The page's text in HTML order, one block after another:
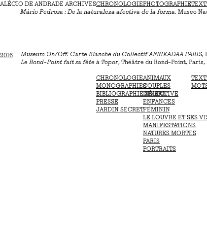
ALÉCIO DE ANDRADE ARCHIVESCHRONOLOGIE
CHRONOLOGIE
MONOGRAPHIES
BIBLIOGRAPHIE SÉLECTIVE
PRESSE
JARDIN SECRET
PHOTOGRAPHIE
ANIMAUX
COUPLES
DIVERS
ENFANCES
FÉMININ
LE LOUVRE ET SES
MANIFESTATIONS
NATURES MORTES
PARIS
PORTRAITS
2017 Le Monde selon Topor, Bibliothèque nationale de France, Paris,
Mário Pedrosa : De la naturaleza afectiva de la forma, Museo
2016 Museum On/Off. Carte Blanche du Collectif AFRIKADAA PARIS,
Le Rond-Point fait sa fête à Topor, Théâtre du Rond-Point,